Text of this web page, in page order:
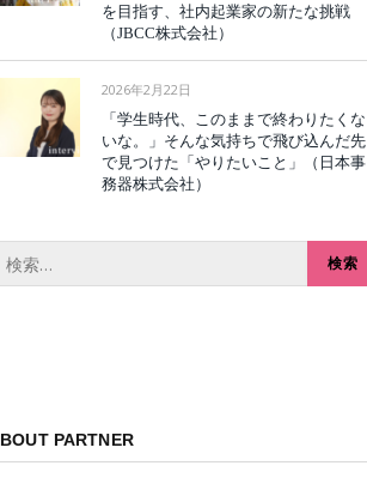
を目指す、社内起業家の新たな挑戦
（JBCC株式会社）
2026年2月22日
「学生時代、このままで終わりたくな
いな。」そんな気持ちで飛び込んだ先
で見つけた「やりたいこと」（日本事
務器株式会社）
PARTNER